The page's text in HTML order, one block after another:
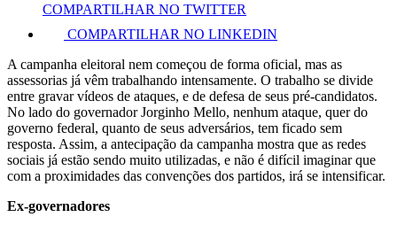
COMPARTILHAR NO TWITTER
COMPARTILHAR NO LINKEDIN
A campanha eleitoral nem começou de forma oficial, mas as
assessorias já vêm trabalhando intensamente. O trabalho se divide
entre gravar vídeos de ataques, e de defesa de seus pré-candidatos.
No lado do governador Jorginho Mello, nenhum ataque, quer do
governo federal, quanto de seus adversários, tem ficado sem
resposta. Assim, a antecipação da campanha mostra que as redes
sociais já estão sendo muito utilizadas, e não é difícil imaginar que
com a proximidades das convenções dos partidos, irá se intensificar.
Ex-governadores